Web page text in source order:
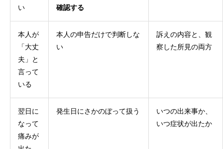
い
確認する
本人が
「大丈
夫」と
言って
いる
本人の申告だけで判断しな
い
訴えの内容と、観
察した所見の両方
翌日に
なって
痛みが
発生日にさかのぼって扱う
いつの出来事か、
いつ症状が出たか